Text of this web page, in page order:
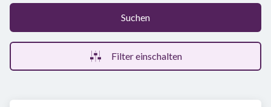
Suchen
Filter einschalten